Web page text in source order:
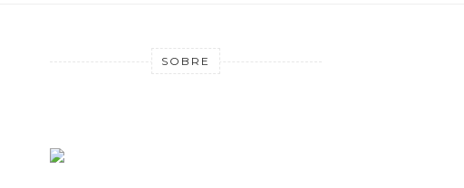
SOBRE